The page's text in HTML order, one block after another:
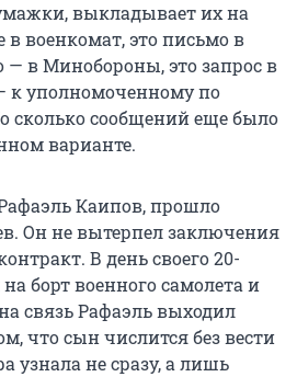
выкладывает их на
в военкомат, это письмо в
— в Минобороны, это запрос в
к уполномоченному по
сколько сообщений еще было
варианте.
Каипов, прошло
Он не вытерпел заключения
В день своего 20-
на борт военного самолета и
связь Рафаэль выходил
что сын числится без вести
узнала не сразу, а лишь